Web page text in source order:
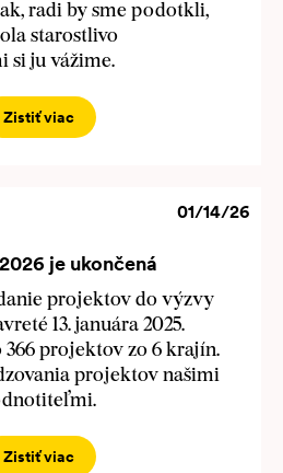
radi by sme podotkli,
starostlivo
si ju vážime.
Zistiť viac
01/14/26
je ukončená
projektov do výzvy
13. januára 2025.
projektov zo 6 krajín.
projektov našimi
Zistiť viac